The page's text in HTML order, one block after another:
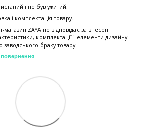
і не був ужитий;
і комплектація товару.
магазин ZAYA не відповідає за внесені
комплектації і елементи дизайну
браку товару.